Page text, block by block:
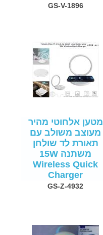
GS-V-1896
מטען אלחוטי מהיר
מעוצב משולב עם
תאורת לד שולחן
משתנה 15W
Wireless Quick
Charger
GS-Z-4932